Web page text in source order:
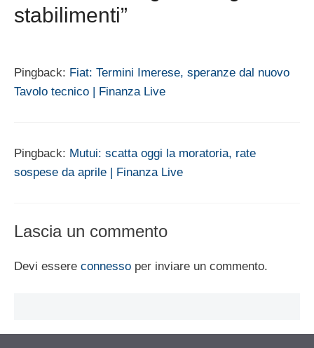
stabilimenti”
Pingback: Fiat: Termini Imerese, speranze dal nuovo
Tavolo tecnico | Finanza Live
Pingback: Mutui: scatta oggi la moratoria, rate
sospese da aprile | Finanza Live
Lascia un commento
Devi essere connesso per inviare un commento.